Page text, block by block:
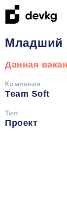
Младший
Данная
Компания
Team Soft
Тип
Проект